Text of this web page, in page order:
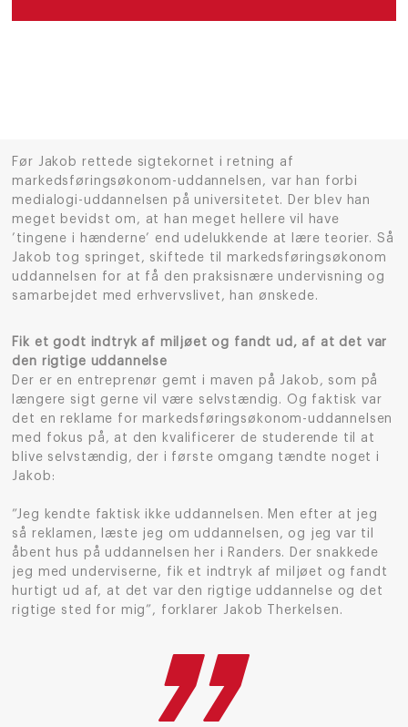
Før Jakob rettede sigtekornet i retning af
markedsføringsøkonom-uddannelsen, var han forbi
medialogi-uddannelsen på universitetet. Der blev han
meget bevidst om, at han meget hellere vil have
’tingene i hænderne’ end udelukkende at lære teorier. Så
Jakob tog springet, skiftede til markedsføringsøkonom
uddannelsen for at få den praksisnære undervisning og
samarbejdet med erhvervslivet, han ønskede.
Fik et godt indtryk af miljøet og fandt ud, af at det var
den rigtige uddannelse
Der er en entreprenør gemt i maven på Jakob, som på
længere sigt gerne vil være selvstændig. Og faktisk var
det en reklame for markedsføringsøkonom-uddannelsen
med fokus på, at den kvalificerer de studerende til at
blive selvstændig, der i første omgang tændte noget i
Jakob:
”Jeg kendte faktisk ikke uddannelsen. Men efter at jeg
så reklamen, læste jeg om uddannelsen, og jeg var til
åbent hus på uddannelsen her i Randers. Der snakkede
jeg med underviserne, fik et indtryk af miljøet og fandt
hurtigt ud af, at det var den rigtige uddannelse og det
rigtige sted for mig”, forklarer Jakob Therkelsen.